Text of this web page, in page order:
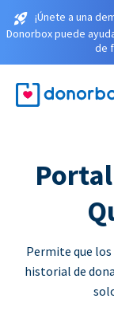
¡Únete a una
Donorbox puede
de
Permite que
historial de